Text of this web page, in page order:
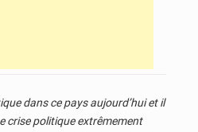
dans ce pays aujourd’hui et il
crise politique extrêmement